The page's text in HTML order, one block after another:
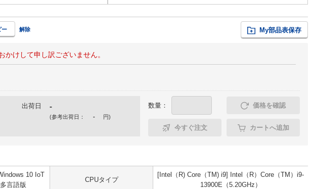
ー 解除 My部品表保存
けして申し訳ございません。
出荷日 -
(参考出荷日： - 円)
数量： 価格を確認
今すぐ注文 カートへ追加
10 IoT
言語版
CPUタイプ
[Intel（R) Core（TM) i9] Intel（R）Core（TM）i9-
13900E（5.20GHz）